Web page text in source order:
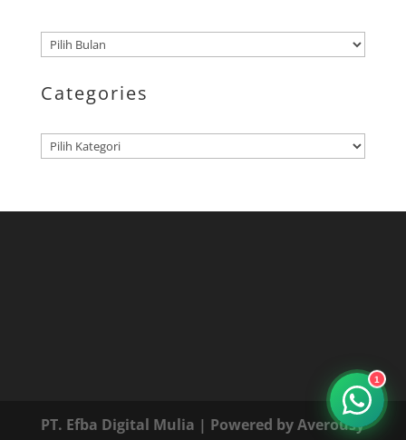
Arsip
Categories
Kategori
1
PT. Efba Digital Mulia | Powered byAverousy